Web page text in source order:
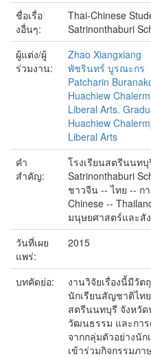
ชื่อเรื่อ
งอื่นๆ:
Thai-Chinese
Satrinonthaburi
ผู้แต่ง/ผู้
ร่วมงาน:
Zhao Xiangxiang
พัชรินทร์ บูรณะกร
Patcharin
Huachiew
Liberal Arts.
Huachiew
Liberal Arts
คำ
สำคัญ:
โรงเรียนสตรีนนท
Satrinonthaburi
ชาวจีน -- ไทย -- ก
Chinese --
มนุษยศาสตร์และสั
วันที่เผย
แพร่:
2015
บทคัดย่อ:
งานวิจัยเรื่องนี้มีวัต
นักเรียนสัญชาติไท
สตรีนนทบุรี จังหวั
วัฒนธรรม และกา
จากกลุ่มตัวอย่างนั
เข้าร่วมกิจกรรมภ